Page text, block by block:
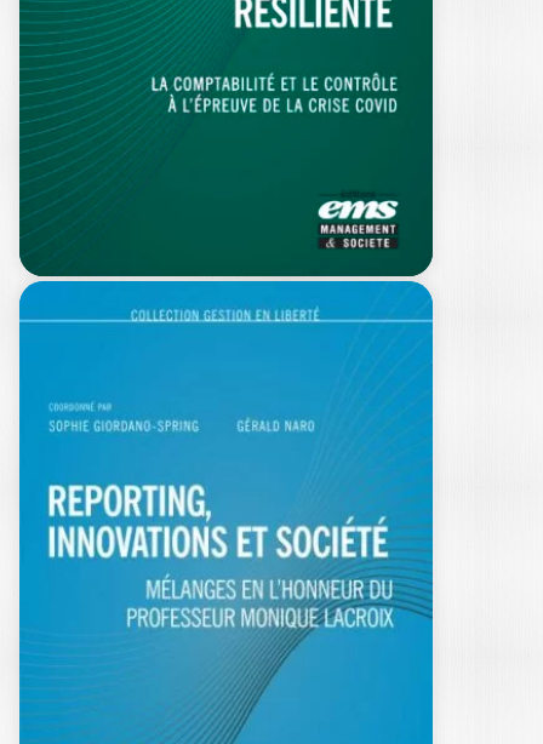
REPORTING ET
PILOTAGE DES
ORGANISATIONS
SOPHIE GIORDANO-SPRING
FABIENNE VILLESEQUE-DUBUS